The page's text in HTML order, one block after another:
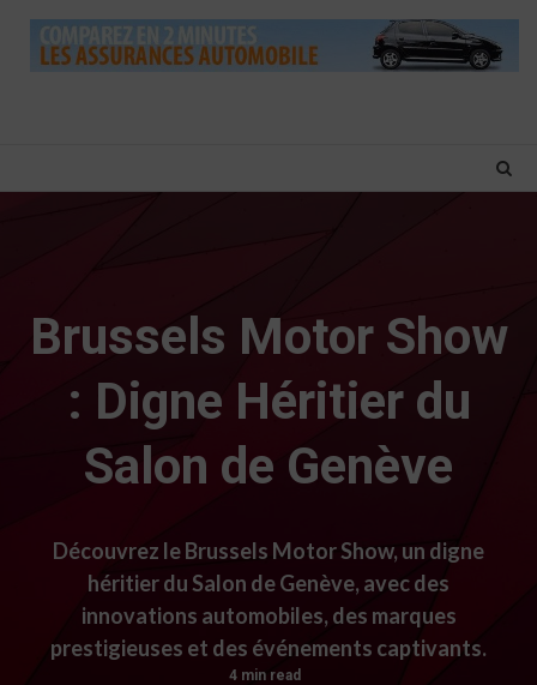
Brussels Motor Show
: Digne Héritier du
Salon de Genève
Découvrez le Brussels Motor Show, un digne
héritier du Salon de Genève, avec des
innovations automobiles, des marques
prestigieuses et des événements captivants.
4 min read